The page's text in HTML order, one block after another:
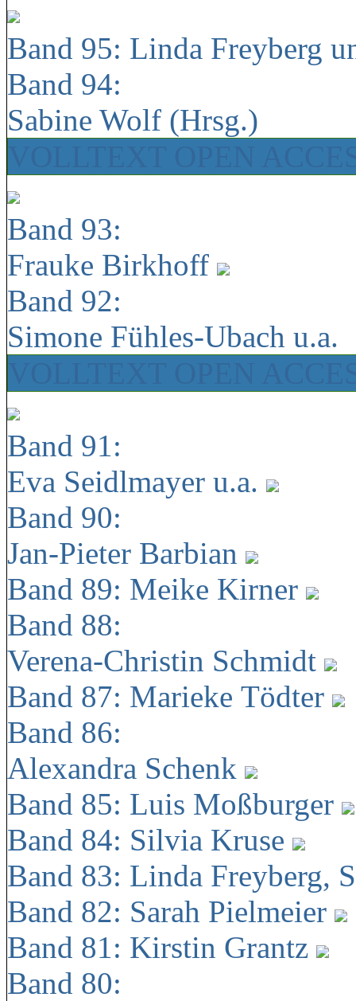
Band 95: Linda Freyberg
Band 94:
Sabine Wolf (Hrsg.)
Band 93:
Frauke Birkhoff
Band 92:
Simone Fühles-Ubach u.a.
Band 91:
Eva Seidlmayer u.a.
Band 90:
Jan-Pieter Barbian
Band 89: Meike Kirner
Band 88:
Verena-Christin Schmidt
Band 87: Marieke Tödter
Band 86:
Alexandra Schenk
Band 85: Luis Moßburger
Band 84: Silvia Kruse
Band 83: Linda Freyberg,
Band 82: Sarah Pielmeier
Band 81: Kirstin Grantz
Band 80: